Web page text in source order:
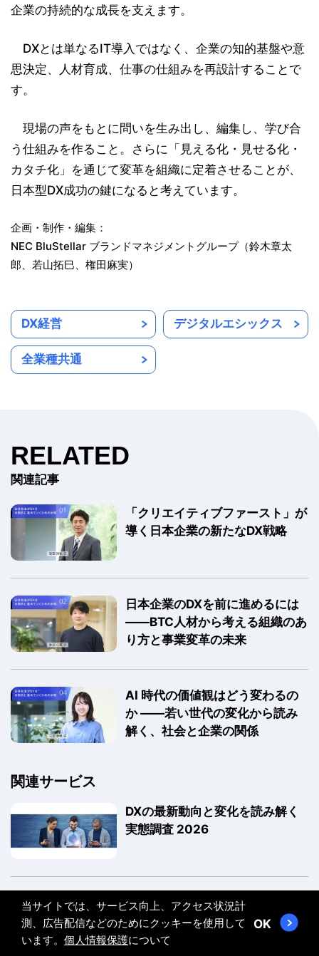
企業の持続的な成長を支えます。
DXとは単なるIT導入ではなく、企業の知的基盤や意
思決定、人材育成、仕事の仕組みを再設計することで
す。
現場の声をもとに問いを生み出し、編集し、学び合
う仕組みを作ること。さらに「見える化・見せる化・
カタチ化」を通じて変革を組織に定着させることが、
日本型DX成功の鍵になると考えています。
企画・制作・編集：
NEC BluStellar ブランドマネジメントグループ（鈴木章太
郎、若山拓巳、権田麻実）
DX経営 デジタルエシックス
全業種共通
RELATED
関連記事
「クリエイティブファースト」が
導く日本企業の新たなDX戦略
日本企業のDXを前に進めるには
――BTC人材から考える組織のあ
り方と事業変革の未来
AI 時代の価値観はどう変わるの
か ――若い世代の変化から読み
解く、社会と企業の関係
関連サービス
DXの最新動向と変化を読み解く
実態調査 2026
BluStellar
当サイトでは、サービス向上、アクセス状況計
測、広告配信などのためにクッキーを使用して
います。 個人情報保護について
OK